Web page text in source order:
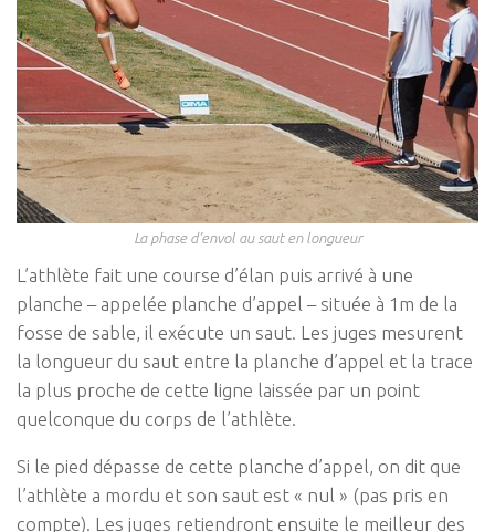
La phase d’envol au saut en longueur
L’athlète fait une course d’élan puis arrivé à une
planche – appelée planche d’appel – située à 1m de la
fosse de sable, il exécute un saut. Les juges mesurent
la longueur du saut entre la planche d’appel et la trace
la plus proche de cette ligne laissée par un point
quelconque du corps de l’athlète.
Si le pied dépasse de cette planche d’appel, on dit que
l’athlète a mordu et son saut est « nul » (pas pris en
compte). Les juges retiendront ensuite le meilleur des